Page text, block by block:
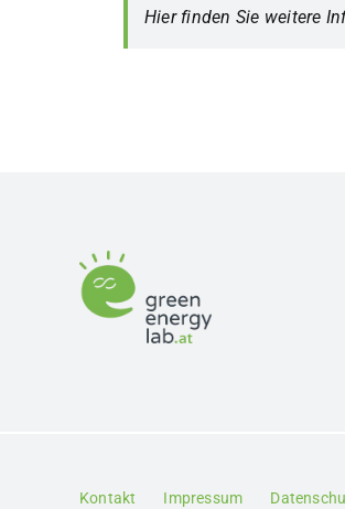
Hier finden Sie weitere
Kontakt Impressum